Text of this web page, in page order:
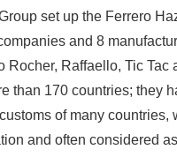
set up the Ferrero
and 8
Rocher, Raffaello, Tic Tac
than 170 countries; they
of many countries,
and often considered